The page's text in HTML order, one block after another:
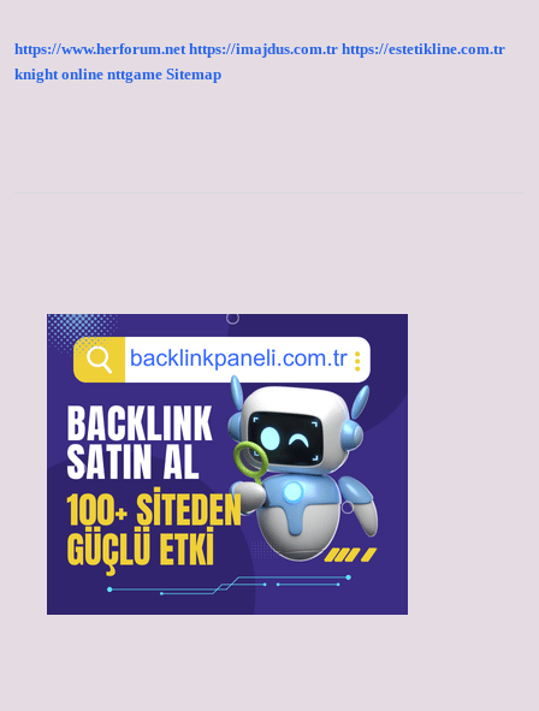
https://www.herforum.net https://imajdus.com.tr https://estetikline.com.tr
knight online nttgame Sitemap